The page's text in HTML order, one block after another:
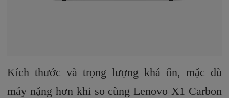
Kích thước và trọng lượng khá ổn, mặc dù
máy nặng hơn khi so cùng Lenovo X1 Carbon